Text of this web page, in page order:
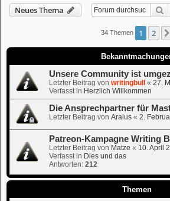
Neues Thema
34 Themen 1 2
Unsere Community ist
Letzter Beitrag von writingbull « 27.
Verfasst in Herzlich Willkommen
Die Ansprechpartner für
Letzter Beitrag von Araius « 2.
Patreon-Kampagne Writing
Letzter Beitrag von Matze « 10. April
Verfasst in Dies und das
Antworten: 212
Themen